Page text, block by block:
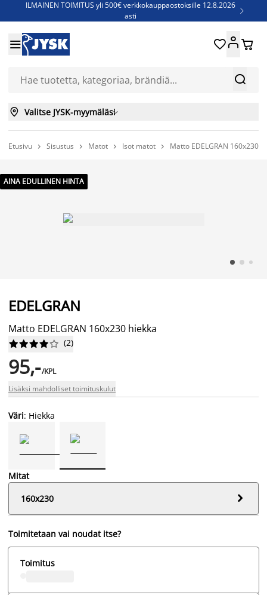
ILMAINEN TOIMITUS yli 500€ verkkokauppaostoksille 12.8.2026
asti

Jenkkisänkyjä - Säästä jopa 60%


 
 Valitse JYSK-myymäläsi
Etusivu  Sisustus  Matot  Isot matot  Matto EDELGRAN 160x230
AINA EDULLINEN HINTA
EDELGRAN
Matto EDELGRAN 160x230 hiekka





 (2)
95,-/KPL
Lisäksi mahdolliset toimituskulut
Väri: Hiekka
Mitat
160x230

Toimitetaan vai noudat itse?
Toimitus